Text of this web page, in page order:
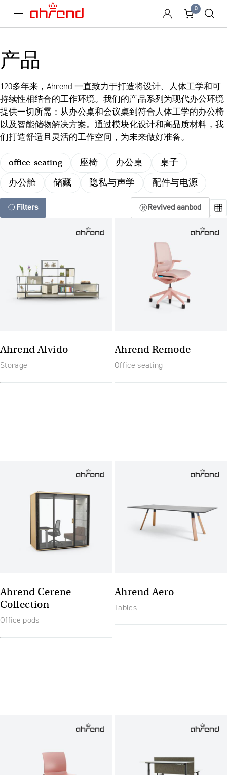
menu
0
产品
120多年来，Ahrend 一直致力于打造将设计、人体工学和可
持续性相结合的工作环境。我们的产品系列为现代办公环境
提供一切所需：从办公桌和会议桌到符合人体工学的办公椅
以及智能储物解决方案。通过模块化设计和高品质材料，我
们打造舒适且灵活的工作空间，为未来做好准备。
office-seating 座椅 办公桌
桌子
办公舱
储藏 隐私与声学 配件与电源
Filters Revived aanbod
Ahrend Alvido
Storage
Ahrend Remode
Office seating
Ahrend Cerene
Collection
Office pods
Ahrend Aero
Tables